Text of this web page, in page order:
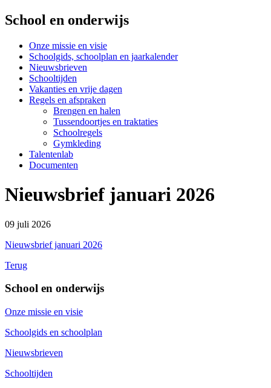
School en onderwijs
Onze missie en visie
Schoolgids, schoolplan en jaarkalender
Nieuwsbrieven
Schooltijden
Vakanties en vrije dagen
Regels en afspraken
Brengen en halen
Tussendoortjes en traktaties
Schoolregels
Gymkleding
Talentenlab
Documenten
Nieuwsbrief januari 2026
09 juli 2026
Nieuwsbrief januari 2026
Terug
School en onderwijs
Onze missie en visie
Schoolgids en schoolplan
Nieuwsbrieven
Schooltijden